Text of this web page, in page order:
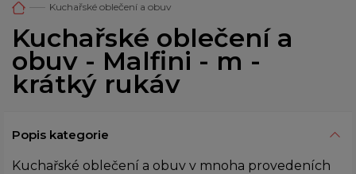
Kuchařské oblečení a obuv
Kuchařské oblečení a
obuv - Malfini - m -
krátký rukáv
Popis kategorie
Kuchařské oblečení a obuv v mnoha provedeních